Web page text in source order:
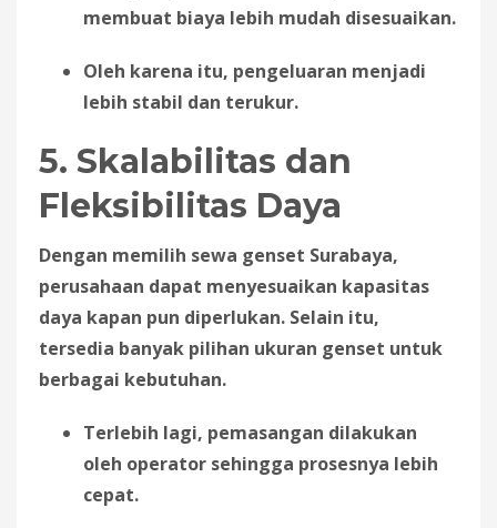
membuat biaya lebih mudah disesuaikan.
Oleh karena itu, pengeluaran menjadi
lebih stabil dan terukur.
5. Skalabilitas dan
Fleksibilitas Daya
Dengan memilih sewa genset Surabaya,
perusahaan dapat menyesuaikan kapasitas
daya kapan pun diperlukan. Selain itu,
tersedia banyak pilihan ukuran genset untuk
berbagai kebutuhan.
Terlebih lagi, pemasangan dilakukan
oleh operator sehingga prosesnya lebih
cepat.